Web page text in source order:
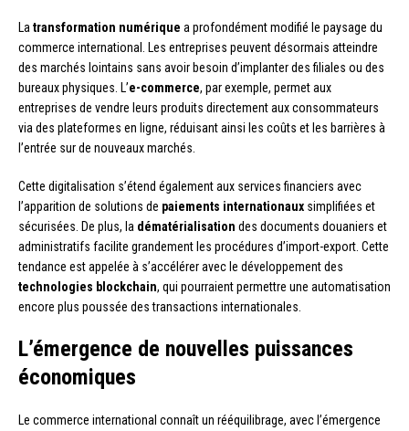
La transformation numérique a profondément modifié le paysage du
commerce international. Les entreprises peuvent désormais atteindre
des marchés lointains sans avoir besoin d’implanter des filiales ou des
bureaux physiques. L’e-commerce, par exemple, permet aux
entreprises de vendre leurs produits directement aux consommateurs
via des plateformes en ligne, réduisant ainsi les coûts et les barrières à
l’entrée sur de nouveaux marchés.
Cette digitalisation s’étend également aux services financiers avec
l’apparition de solutions de paiements internationaux simplifiées et
sécurisées. De plus, la dématérialisation des documents douaniers et
administratifs facilite grandement les procédures d’import-export. Cette
tendance est appelée à s’accélérer avec le développement des
technologies blockchain, qui pourraient permettre une automatisation
encore plus poussée des transactions internationales.
L’émergence de nouvelles puissances
économiques
Le commerce international connaît un rééquilibrage, avec l’émergence